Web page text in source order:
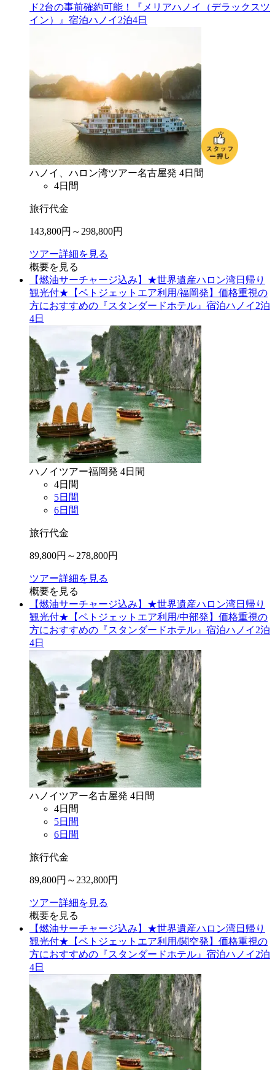
ド2台の事前確約可能！『メリアハノイ（デラックスツ
イン）』宿泊ハノイ2泊4日
ハノイ、ハロン湾ツアー名古屋発 4日間
4日間
旅行代金
143,800円～ 298,800円
ツアー詳細を見る
概要を見る
【燃油サーチャージ込み】★世界遺産ハロン湾日帰り
観光付★【ベトジェットエア利用/福岡発】価格重視の
方におすすめの『スタンダードホテル』宿泊ハノイ2泊
4日
ハノイ ツアー福岡発 4日間
4日間
5日間
6日間
旅行代金
89,800円～ 278,800円
ツアー詳細を見る
概要を見る
【燃油サーチャージ込み】★世界遺産ハロン湾日帰り
観光付★【ベトジェットエア利用/中部発】価格重視の
方におすすめの『スタンダードホテル』宿泊ハノイ2泊
4日
ハノイ ツアー名古屋発 4日間
4日間
5日間
6日間
旅行代金
89,800円～ 232,800円
ツアー詳細を見る
概要を見る
【燃油サーチャージ込み】★世界遺産ハロン湾日帰り
観光付★【ベトジェットエア利用/関空発】価格重視の
方におすすめの『スタンダードホテル』宿泊ハノイ2泊
4日